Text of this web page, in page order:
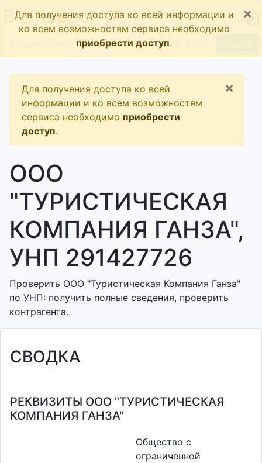
BizInspect
Для получения доступа ко всей информации и
ко всем возможностям сервиса необходимо
приобрести доступ.
×
Для получения доступа ко всей
информации и ко всем возможностям
сервиса необходимо приобрести
доступ.
×
ООО
"ТУРИСТИЧЕСКАЯ
КОМПАНИЯ ГАНЗА",
УНП 291427726
Проверить ООО "Туристическая Компания Ганза"
по УНП: получить полные сведения, проверить
контрагента.
СВОДКА
РЕКВИЗИТЫ ООО "ТУРИСТИЧЕСКАЯ
КОМПАНИЯ ГАНЗА"
Общество с
ограниченной